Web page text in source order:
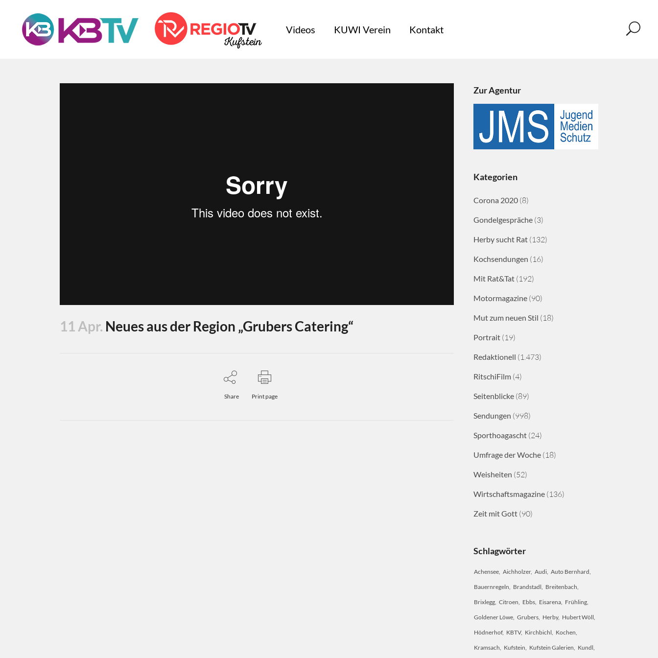
Videos KUWI Verein Kontakt
11 Apr. Neues aus der Region „Grubers Catering“
Share Print page
Zur Agentur
Kategorien
Corona 2020 (8)
Gondelgespräche (3)
Herby sucht Rat (132)
Kochsendungen (16)
Mit Rat&Tat (192)
Motormagazine (90)
Mut zum neuen Stil (18)
Portrait (19)
Redaktionell (1.473)
RitschiFilm (4)
Seitenblicke (89)
Sendungen (998)
Sporthoagascht (24)
Umfrage der Woche (18)
Weisheiten (52)
Wirtschaftsmagazine (136)
Zeit mit Gott (90)
Schlagwörter
Achensee Aichholzer Audi Auto Bernhard
Bauernregeln Brandstadl Breitenbach
Brixlegg Citroen Ebbs Eisarena Frühling
Goldener Löwe Grubers Herby Hubert Wöll
Hödnerhof KBTV Kirchbichl Kochen
Kramsach Kufstein Kufstein Galerien Kundl